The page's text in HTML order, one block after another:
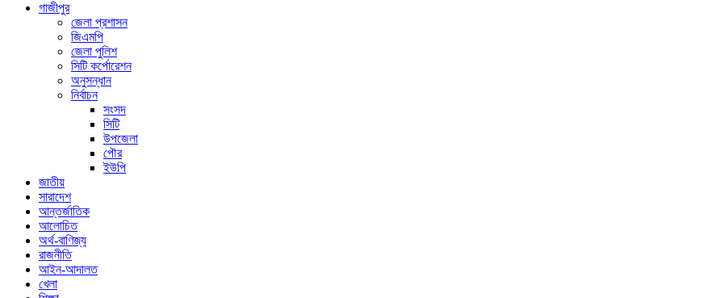
গাজীপুর
জেলা প্রশাসন
জিএমপি
জেলা পুলিশ
সিটি কর্পোরেশন
অনুসন্ধান
নির্বাচন
সংসদ
সিটি
উপজেলা
পৌর
ইউপি
জাতীয়
সারাদেশ
আন্তর্জাতিক
আলোচিত
অর্থ-বাণিজ্য
রাজনীতি
আইন-আদালত
খেলা